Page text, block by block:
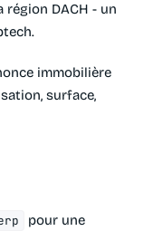
DACH - un
immobilière
surface,
pour une